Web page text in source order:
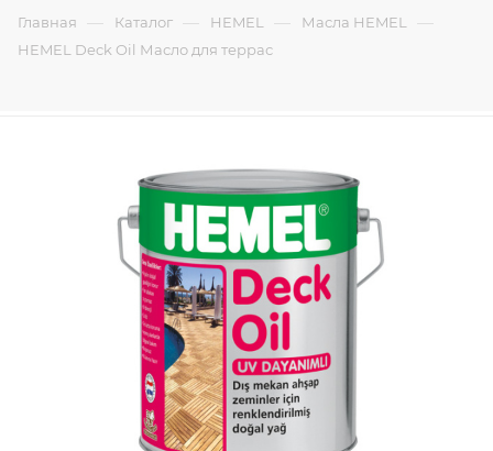
Главная — Каталог — HEMEL — Масла HEMEL —
HEMEL Deck Oil Масло для террас